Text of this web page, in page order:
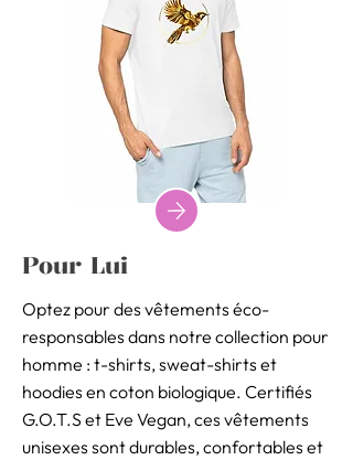
Pour Lui
Optez pour des vêtements éco-
responsables dans notre collection pour
homme : t-shirts, sweat-shirts et
hoodies en coton biologique. Certifiés
G.O.T.S et Eve Vegan, ces vêtements
unisexes sont durables, confortables et